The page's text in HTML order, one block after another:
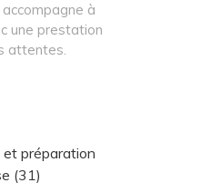
à
une prestation
attentes.
préparation
(31)